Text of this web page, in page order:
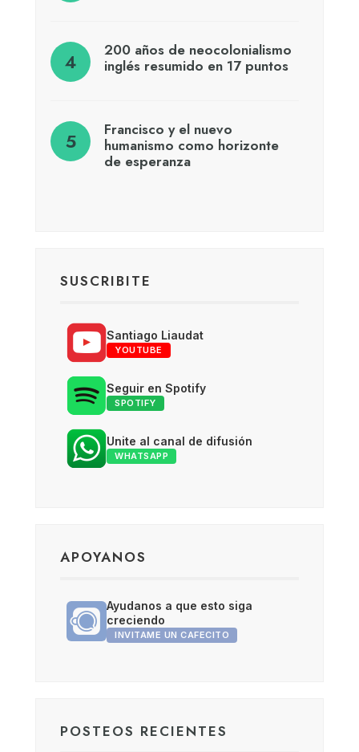
200 años de neocolonialismo
inglés resumido en 17 puntos
Francisco y el nuevo
humanismo como horizonte
de esperanza
SUSCRIBITE
Santiago Liaudat
YOUTUBE
Seguir en Spotify
SPOTIFY
Unite al canal de difusión
WHATSAPP
APOYANOS
Ayudanos a que esto siga
creciendo
INVITAME UN CAFECITO
POSTEOS RECIENTES